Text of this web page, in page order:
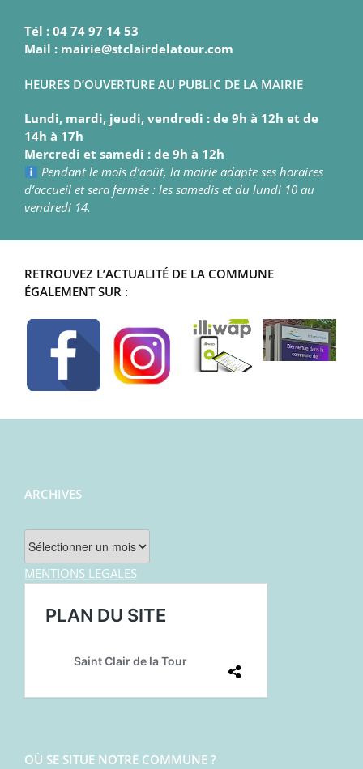
Tél : 04 74 97 14 53
Mail : mairie@stclairdelatour.com
HEURES D’OUVERTURE AU PUBLIC DE LA MAIRIE
Lundi, mardi, jeudi, vendredi : de 9h à 12h et de
14h à 17h
Mercredi et samedi : de 9h à 12h
Pendant le mois d’août, la mairie adapte ses horaires
d’accueil et sera fermée : les samedis et du lundi 10 au
vendredi 14.
RETROUVEZ L’ACTUALITÉ DE LA COMMUNE
ÉGALEMENT SUR :
ARCHIVES
Archives
MENTIONS LEGALES
OÙ SE SITUE NOTRE COMMUNE ?